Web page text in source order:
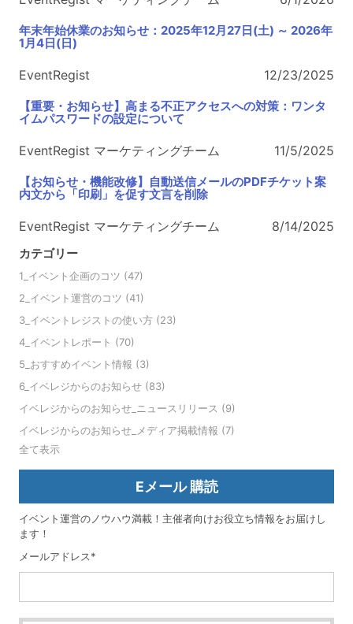
年末年始休業のお知らせ：2025年12月27日(土) ～ 2026年
1月4日(日)
EventRegist 12/23/2025
【重要・お知らせ】高まる不正アクセスへの対策：ワンタ
イムパスワードの設定について
EventRegist マーケティングチーム 11/5/2025
【お知らせ・機能改修】自動送信メールのPDFチケット案
内文から「印刷」を促す文言を削除
EventRegist マーケティングチーム 8/14/2025
カテゴリー
1_イベント企画のコツ (47)
2_イベント運営のコツ (41)
3_イベントレジストの使い方 (23)
4_イベントレポート (70)
5_おすすめイベント情報 (3)
6_イベレジからのお知らせ (83)
イベレジからのお知らせ_ニュースリリース (9)
イベレジからのお知らせ_メディア掲載情報 (7)
全て表示
Eメール 購読
イベント運営のノウハウ満載！主催者向けお役立ち情報をお届けし
ます！
メールアドレス*